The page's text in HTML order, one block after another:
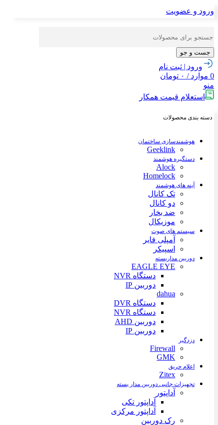
ورود و عضویت
جست و جو
ورود | ثبت نام
0 موارد / ۰ تومان
منو
استعلام قیمت همکار
دسته بندی محصولات
هوشمندسازی ساختمان
Geeklink
دستگیره هوشمند
Alock
Homelock
آینه های هوشمند
تک کانال
دو کانال
ضد بخار
موزیکال
سیستم های صوت
آمپلی فایر
اسپیکر
دوربین مداربسته
EAGLE EYE
دستگاه NVR
دوربین IP
dahua
دستگاه DVR
دستگاه NVR
دوربین AHD
دوربین IP
دزدگیر
Firewall
GMK
اعلام حریق
Zitex
تجهیزات جانبی دوربین مدار بسته
آداپتور
آداپتور تکی
آداپتور مرکزی
رک دوربین